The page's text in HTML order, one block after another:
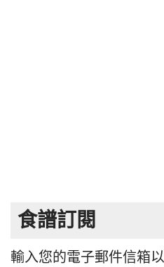
食譜訂閱
輸入您的電子郵件信箱